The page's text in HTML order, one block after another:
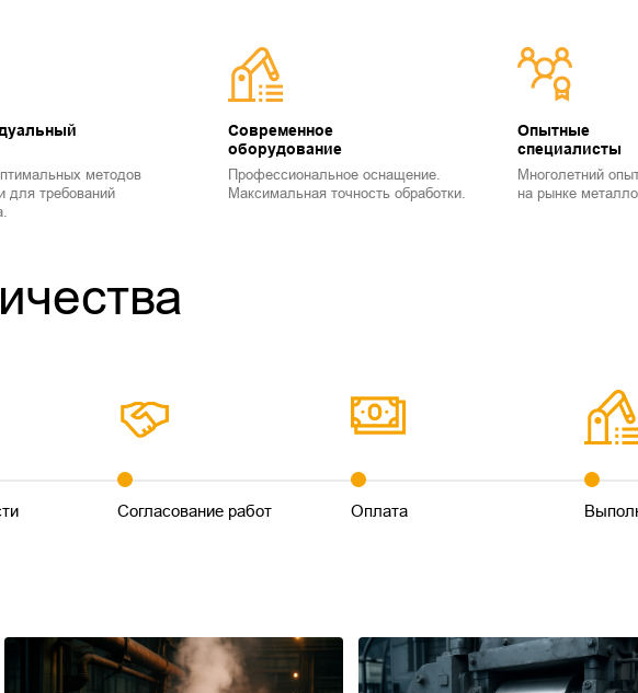
методов
для требований
Современное
оборудование
Профессиональное оснащение.
Максимальная точность обработки.
Опытные
специалисты
Многолетний
на рынке
Согласование работ Оплата